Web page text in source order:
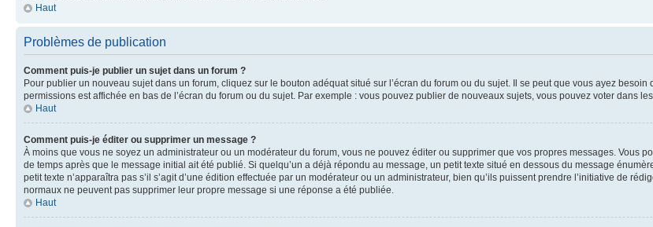
Haut
Problèmes de publication
Comment puis-je publier un sujet dans un forum ?
Pour publier un nouveau sujet dans un forum, cliquez sur le bouton adéquat situé sur l’écran du forum ou du sujet. Il se peut que vous ayez
permissions est affichée en bas de l’écran du forum ou du sujet. Par exemple : vous pouvez publier de nouveaux sujets, vous pouvez voter dans
Haut
Comment puis-je éditer ou supprimer un message ?
À moins que vous ne soyez un administrateur ou un modérateur du forum, vous ne pouvez éditer ou supprimer que vos propres messages. Vous
de temps après que le message initial ait été publié. Si quelqu’un a déjà répondu au message, un petit texte situé en dessous du message
petit texte n’apparaîtra pas s’il s’agit d’une édition effectuée par un modérateur ou un administrateur, bien qu’ils puissent prendre l’initiative de
normaux ne peuvent pas supprimer leur propre message si une réponse a été publiée.
Haut